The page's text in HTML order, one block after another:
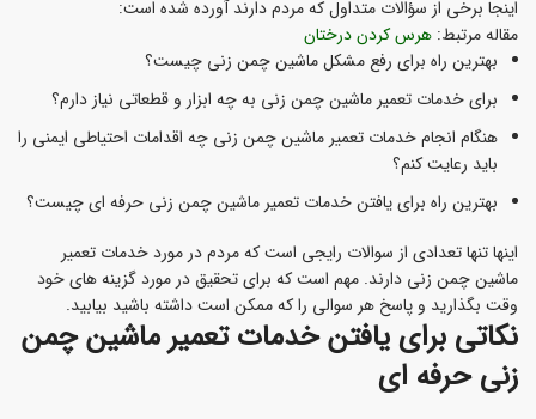
اینجا برخی از سؤالات متداول که مردم دارند آورده شده است:
مقاله مرتبط: هرس کردن درختان
بهترین راه برای رفع مشکل ماشین چمن زنی چیست؟
برای خدمات تعمیر ماشین چمن زنی به چه ابزار و قطعاتی نیاز دارم؟
هنگام انجام خدمات تعمیر ماشین چمن زنی چه اقدامات احتیاطی ایمنی را
باید رعایت کنم؟
بهترین راه برای یافتن خدمات تعمیر ماشین چمن زنی حرفه ای چیست؟
اینها تنها تعدادی از سوالات رایجی است که مردم در مورد خدمات تعمیر
ماشین چمن زنی دارند. مهم است که برای تحقیق در مورد گزینه های خود
وقت بگذارید و پاسخ هر سوالی را که ممکن است داشته باشید بیابید.
نکاتی برای یافتن خدمات تعمیر ماشین چمن
زنی حرفه ای